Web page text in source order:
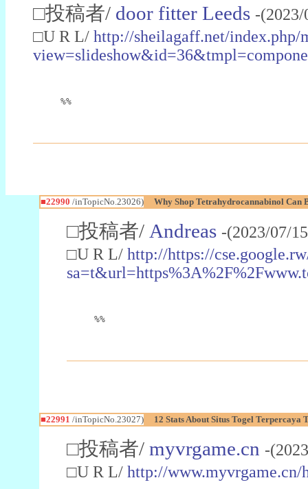
□投稿者/ door fitter Leeds -
□U R L/ http://sheilagaff.net/index.php/
%%
■22990 /inTopicNo.23026) Why Shop Tetrahydrocannabinol Can
□投稿者/ Andreas -(2023/07/
□U R L/ http://https://
%%
■22991 /inTopicNo.23027) 12 Stats About Situs Togel Terpercaya
□投稿者/ myvrgame.cn -
□U R L/ http://www.myvrgame.cn/